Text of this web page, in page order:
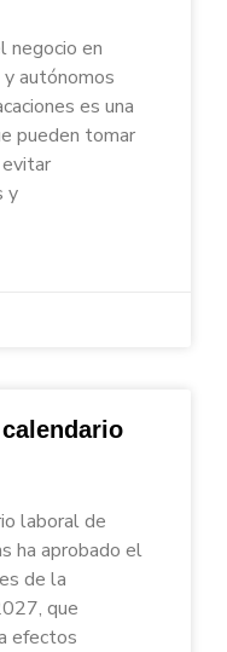
negocio en
y autónomos
es una
pueden tomar
y
laboral de
ha aprobado el
de la
que
efectos